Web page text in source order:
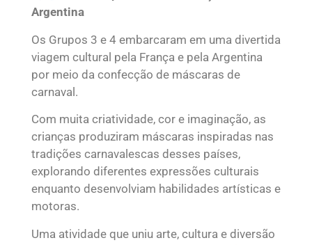
Argentina
Os Grupos 3 e 4 embarcaram em uma divertida
viagem cultural pela França e pela Argentina
por meio da confecção de máscaras de
carnaval.
Com muita criatividade, cor e imaginação, as
crianças produziram máscaras inspiradas nas
tradições carnavalescas desses países,
explorando diferentes expressões culturais
enquanto desenvolviam habilidades artísticas e
motoras.
Uma atividade que uniu arte, cultura e diversão